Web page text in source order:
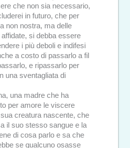
che non sia necessario,
in futuro, che per
non nostra, ma delle
si debba essere
i più deboli e indifesi
a costo di passarlo a fil
e ripassarlo per
una sventagliata di
una madre che ha
per amore le viscere
creatura nascente, che
il suo stesso sangue e la
di cosa parlo e sa che
se qualcuno osasse